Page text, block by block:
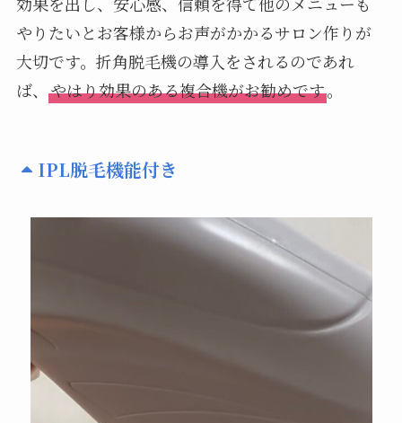
やりたいとお客様からお声がかかるサロン作りが
大切です。折角脱毛機の導入をされるのであれ
ば、 やはり効果のある複合機がお勧めです。
IPL脱毛機能付き